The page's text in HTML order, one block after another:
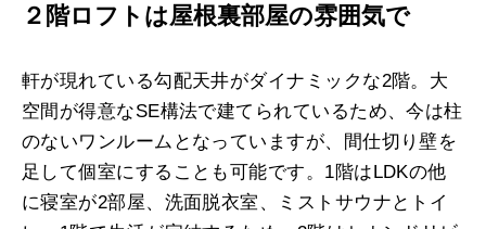
２階ロフトは屋根裏部屋の雰囲気で
軒が現れている勾配天井がダイナミックな2階。大
空間が得意なSE構法で建てられているため、今は柱
のないワンルームとなっていますが、間仕切り壁を
足して個室にすることも可能です。1階はLDKの他
に寝室が2部屋、洗面脱衣室、ミストサウナとトイ